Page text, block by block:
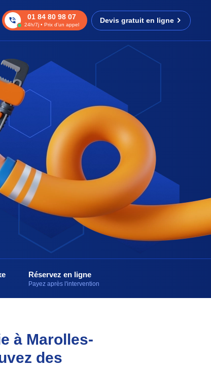
01 84 80 98 07
24h/7j • Prix d’un appel
Devis gratuit en ligne
Réservez en ligne
Payez après l'intervention
à Marolles-
des